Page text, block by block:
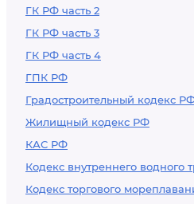
ГК РФ часть 2
ГК РФ часть 3
ГК РФ часть 4
ГПК РФ
Градостроительный кодекс
Жилищный кодекс РФ
КАС РФ
Кодекс внутреннего водного
Кодекс торгового